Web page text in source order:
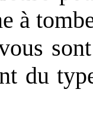
à
du